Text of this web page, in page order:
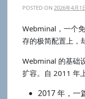
POSTED ON 2026年4月1
Webminal，一个
存的极简配置上，
Webminal 的基础
扩容。自 2011 年
2017 年，一